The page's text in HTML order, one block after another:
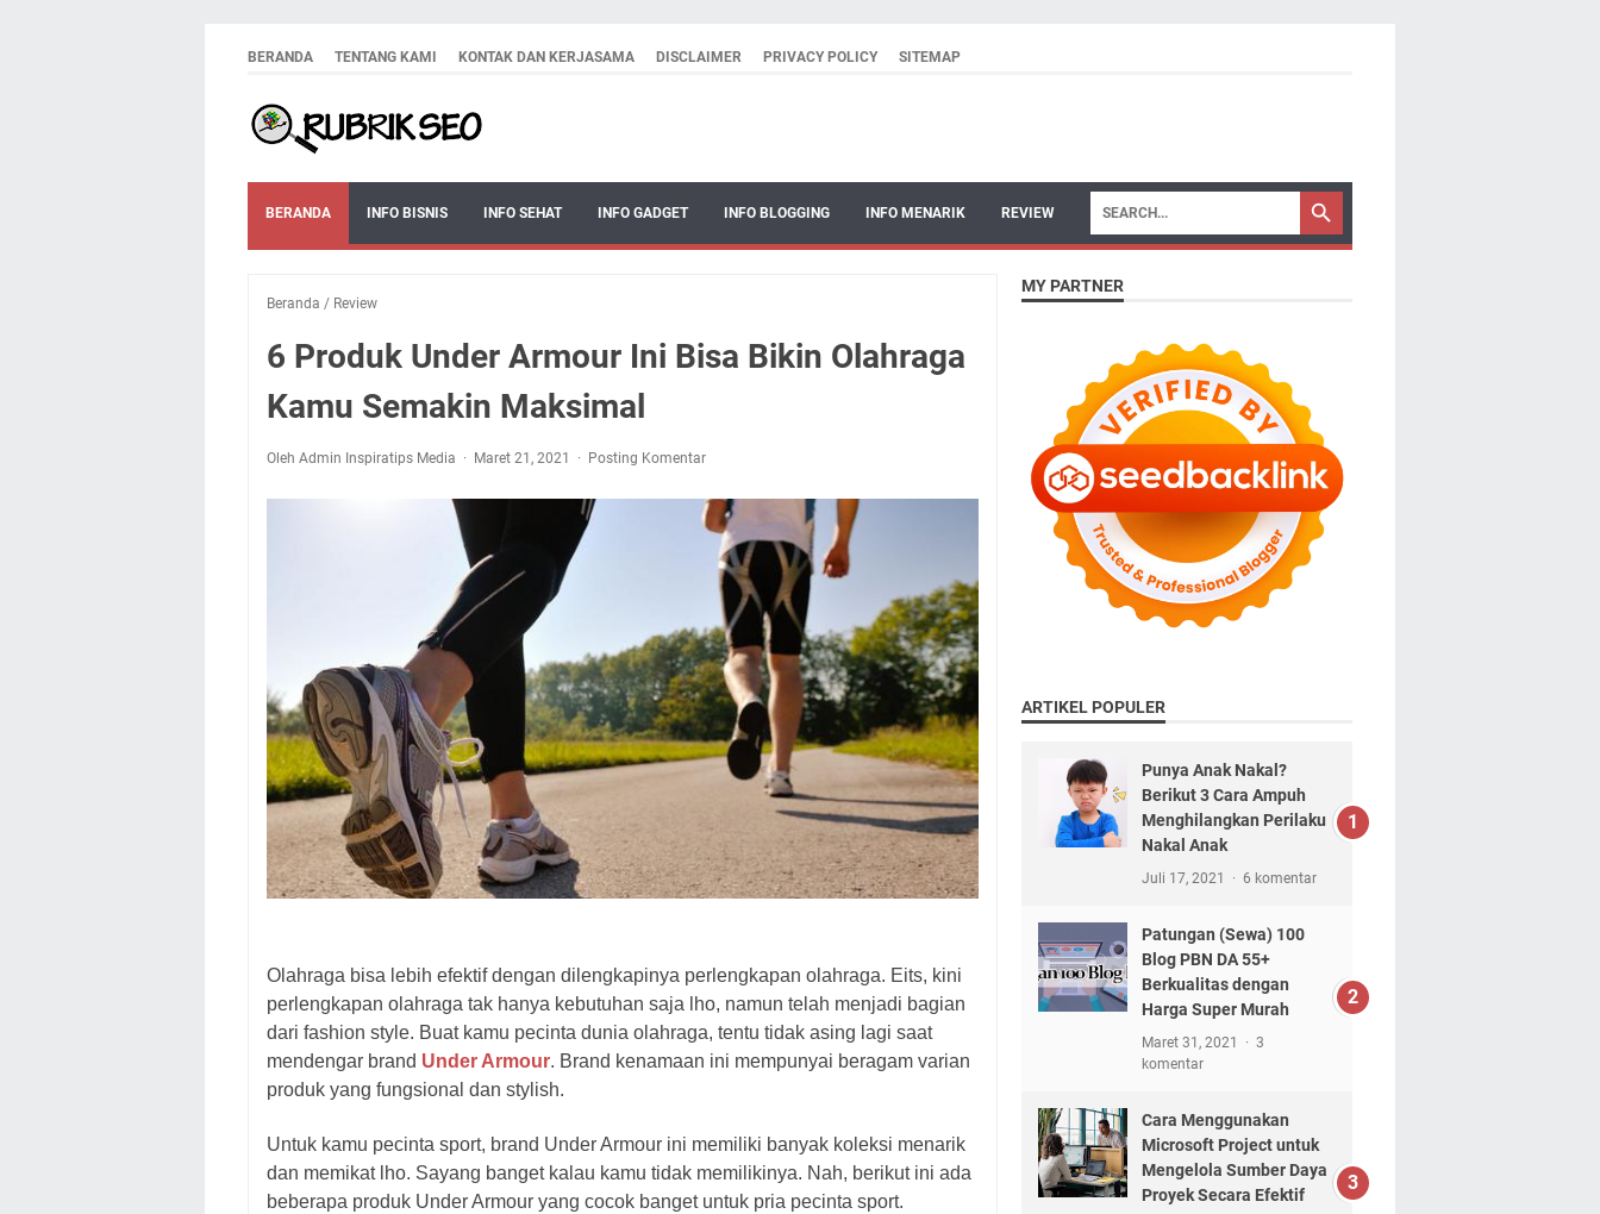
BERANDA TENTANG KAMI KONTAK DAN KERJASAMA DISCLAIMER PRIVACY POLICY SITEMAP
BERANDA INFO BISNIS INFO SEHAT INFO GADGET INFO BLOGGING INFO MENARIK REVIEW
Beranda / Review
6 Produk Under Armour Ini Bisa Bikin Olahraga
Kamu Semakin Maksimal
Oleh Admin Inspiratips Media Maret 21, 2021 Posting Komentar
Olahraga bisa lebih efektif dengan dilengkapinya perlengkapan olahraga. Eits, kini
perlengkapan olahraga tak hanya kebutuhan saja lho, namun telah menjadi bagian
dari fashion style. Buat kamu pecinta dunia olahraga, tentu tidak asing lagi saat
mendengar brand Under Armour. Brand kenamaan ini mempunyai beragam varian
produk yang fungsional dan stylish.
Untuk kamu pecinta sport, brand Under Armour ini memiliki banyak koleksi menarik
dan memikat lho. Sayang banget kalau kamu tidak memilikinya. Nah, berikut ini ada
beberapa produk Under Armour yang cocok banget untuk pria pecinta sport.
MY PARTNER
ARTIKEL POPULER
Punya Anak Nakal?
Berikut 3 Cara Ampuh
Menghilangkan Perilaku
Nakal Anak
Juli 17, 2021 6 komentar
Patungan (Sewa) 100
Blog PBN DA 55+
Berkualitas dengan
Harga Super Murah
Maret 31, 2021
3
komentar
Cara Menggunakan
Microsoft Project untuk
Mengelola Sumber Daya
Proyek Secara Efektif